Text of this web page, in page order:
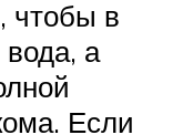
чтобы в
вода, а
Если